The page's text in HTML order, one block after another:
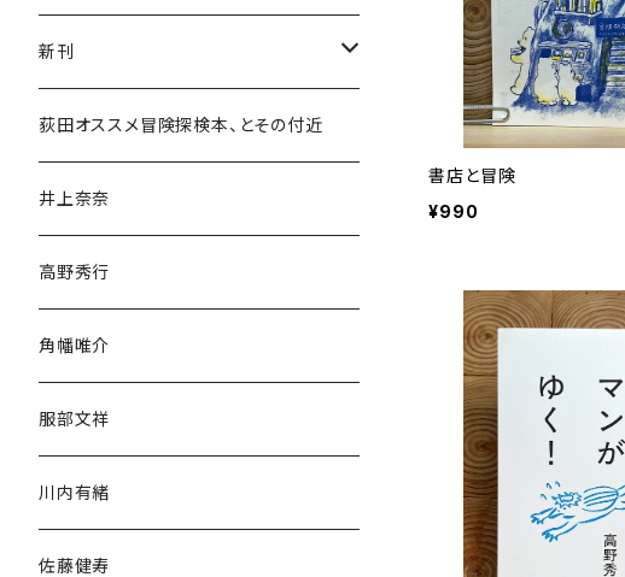
書店と冒険
¥990
新刊
和書
文学・小説・物語
随筆・ノンフィクション・その他
荻田オススメ冒険探検本、とその付近
井上奈奈
高野秀行
角幡唯介
服部文祥
川内有緒
佐藤健寿